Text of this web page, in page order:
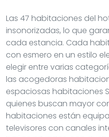
Las 47 habitaciones del
insonorizadas, lo que
cada estancia. Cada
con esmero en un estilo
elegir entre varias
las acogedoras
espaciosas habitaciones
quienes buscan mayor
habitaciones están
televisores con canales